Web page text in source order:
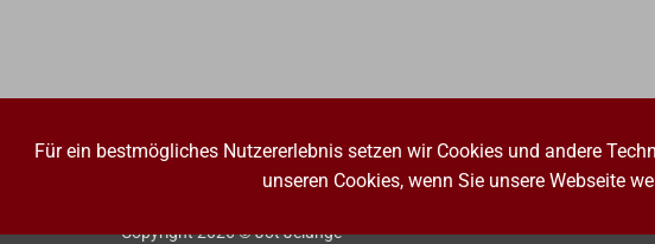
Copyright 2026 © Jot Jelunge
Für ein bestmögliches Nutzererlebnis setzen wir Cookies und andere
unseren Cookies, wenn Sie unsere Webseite